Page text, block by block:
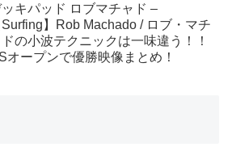
ッキパッド ロブマチャド –
Surfing】Rob Machado / ロブ・マチ
ドの小波テクニックは一味違う！！
オープンで優勝映像まとめ！